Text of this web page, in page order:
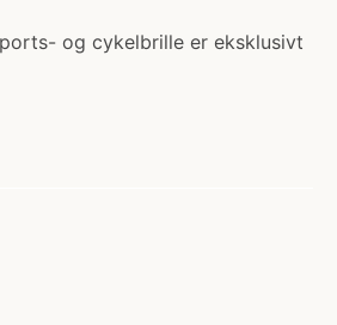
og cykelbrille er eksklusivt